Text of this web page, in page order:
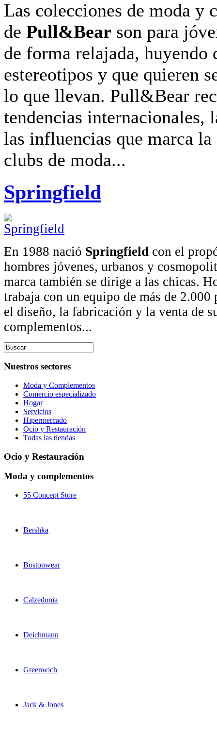
Las colecciones de moda y
de Pull&Bear son para
de forma relajada, huyendo
estereotipos y que quieren
lo que llevan. Pull&Bear
tendencias internacionales,
las influencias que marca
clubs de moda...
Springfield
En 1988 nació Springfield con el
hombres jóvenes, urbanos y
marca también se dirige a las chicas.
trabaja con un equipo de más de 2.000
el diseño, la fabricación y la venta de
complementos...
Nuestros sectores
Moda y Complementos
Comercio especializado
Hogar
Servicios
Hipermercado
Ocio y Restauración
Todas las tiendas
Ocio y Restauración
Moda y complementos
55 Concept Store
Bershka
Bostonwear
Calzedonia
Deichmann
Greenwich
Jack & Jones